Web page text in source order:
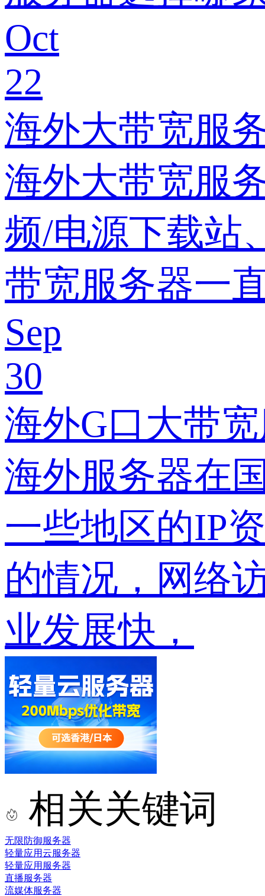
Oct
22
海外大带宽服
海外大带宽服
频/电源下载站
带宽服务器一
Sep
30
海外G口大带
海外服务器在
一些地区的IP
的情况，网络
业发展快，
相关关键词
无限防御服务器
轻量应用云服务器
轻量应用服务器
直播服务器
流媒体服务器